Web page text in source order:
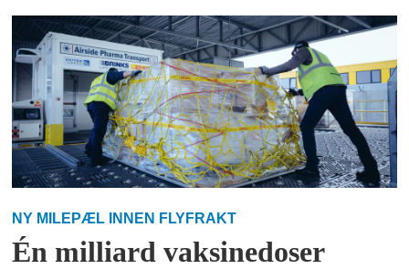
NY MILEPÆL INNEN FLYFRAKT
Én milliard vaksinedoser